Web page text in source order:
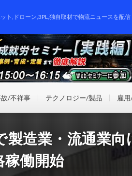
ト,ドローン,3PL,独自取材で物流ニュースを配信
/不祥事 テクノロジー/製品 雇
製造業・流通業
稼働開始